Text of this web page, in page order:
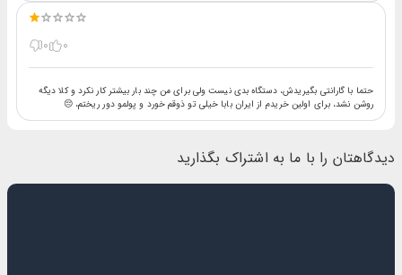
0
0
حتما با گارانتی بگیریدش، دستگاه بدی نیست ولی برای من چند بار بیشتر کار نکرد و کلا دیگه
روشن نشد، برای اولین خریدم از ایران بابا خیلی تو ذوقم خورد و پولمو دور ریختم، 😔
دیدگاهتان را با ما به اشتراک بگذارید